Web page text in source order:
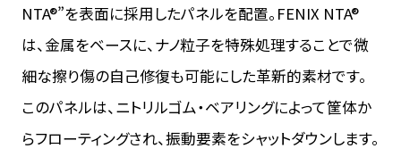
NTA®”を表面に採用したパネルを配置。FENIX NTA®
は、金属をベースに、ナノ粒子を特殊処理することで微
細な擦り傷の自己修復も可能にした革新的素材です。
このパネルは、ニトリルゴム・ベアリングによって筐体か
らフローティングされ、振動要素をシャットダウンします。